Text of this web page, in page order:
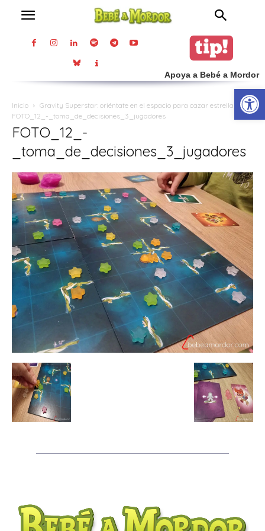
Apoya a Bebé a Mordor
Inicio
Gravity Superstar: oriéntate en el espacio para cazar estrellas
FOTO_12_-_toma_de_decisiones_3_jugadores
FOTO_12_-
_toma_de_decisiones_3_jugadores